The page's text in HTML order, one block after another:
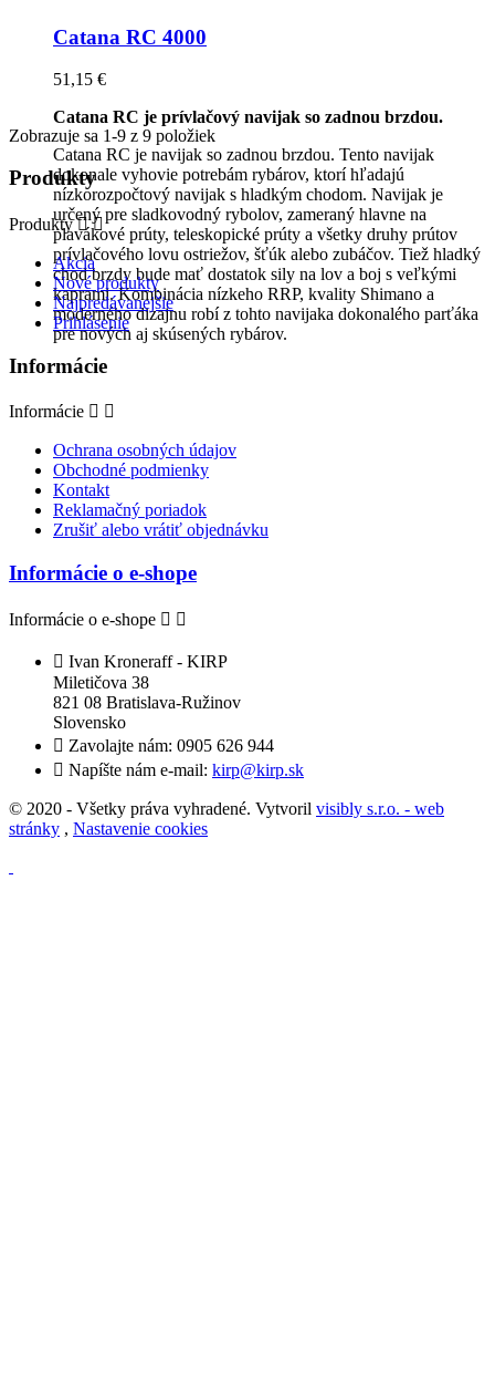
Catana RC 4000
51,15 €
Catana RC je prívlačový navijak so zadnou brzdou.
Catana RC je navijak so zadnou brzdou. Tento navijak
dokonale vyhovie potrebám rybárov, ktorí hľadajú
nízkorozpočtový navijak s hladkým chodom. Navijak je
určený pre sladkovodný rybolov, zameraný hlavne na
plavákové prúty, teleskopické prúty a všetky druhy prútov
prívlačového lovu ostriežov, šťúk alebo zubáčov. Tiež hladký
chod brzdy bude mať dostatok sily na lov a boj s veľkými
kaprami. Kombinácia nízkeho RRP, kvality Shimano a
moderného dizajnu robí z tohto navijaka dokonalého parťáka
pre nových aj skúsených rybárov.
Zobrazuje sa 1-9 z 9 položiek
Produkty
Produkty  
Akcia
Nové produkty
Najpredávanejšie
Prihlásenie
Informácie
Informácie  
Ochrana osobných údajov
Obchodné podmienky
Kontakt
Reklamačný poriadok
Zrušiť alebo vrátiť objednávku
Informácie o e-shope
Informácie o e-shope  
 Ivan Kroneraff - KIRP
Miletičova 38
821 08 Bratislava-Ružinov
Slovensko
 Zavolajte nám: 0905 626 944
 Napíšte nám e-mail: kirp@kirp.sk
© 2020 - Všetky práva vyhradené. Vytvoril visibly s.r.o. - web
stránky , Nastavenie cookies